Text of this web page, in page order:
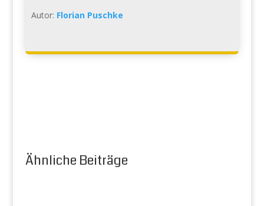
Autor: Florian Puschke
Ähnliche Beiträge